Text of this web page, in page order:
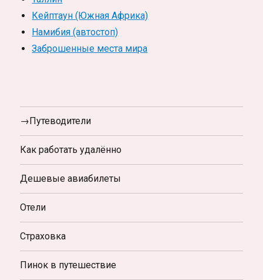
Кейптаун (Южная Африка)
Намибия (автостоп)
Заброшенные места мира
→Путеводители
Как работать удалённо
Дешевые авиабилеты
Отели
Страховка
Пинок в путешествие